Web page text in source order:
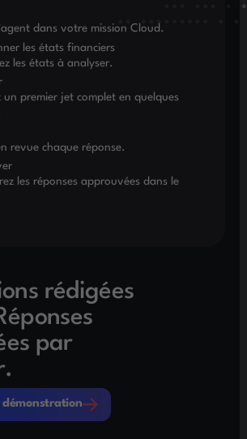
dans votre mission Cloud.
les états financiers
les états à analyser.
un premier jet complet en quelques
revue chaque réponse.
les réponses approuvées dans le
rédigées
par
démonstration